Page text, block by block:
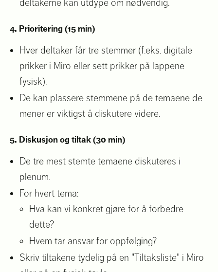
deltakerne kan utdype om nødvendig.
4. Prioritering (15 min)
Hver deltaker får tre stemmer (f.eks. digitale
prikker i Miro eller sett prikker på lappene
fysisk).
De kan plassere stemmene på de temaene de
mener er viktigst å diskutere videre.
5. Diskusjon og tiltak (30 min)
De tre mest stemte temaene diskuteres i
plenum.
For hvert tema:
Hva kan vi konkret gjøre for å forbedre
dette?
Hvem tar ansvar for oppfølging?
Skriv tiltakene tydelig på en "Tiltaksliste" i Miro